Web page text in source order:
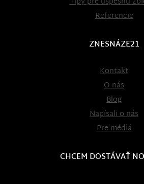
Referencie
ZNESNÁZE21
Kontakt
O nás
Blog
Napísali o nás
Pre médiá
CHCEM DOSTÁVAŤ